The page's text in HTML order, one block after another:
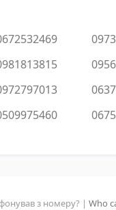
з номеру? | Who